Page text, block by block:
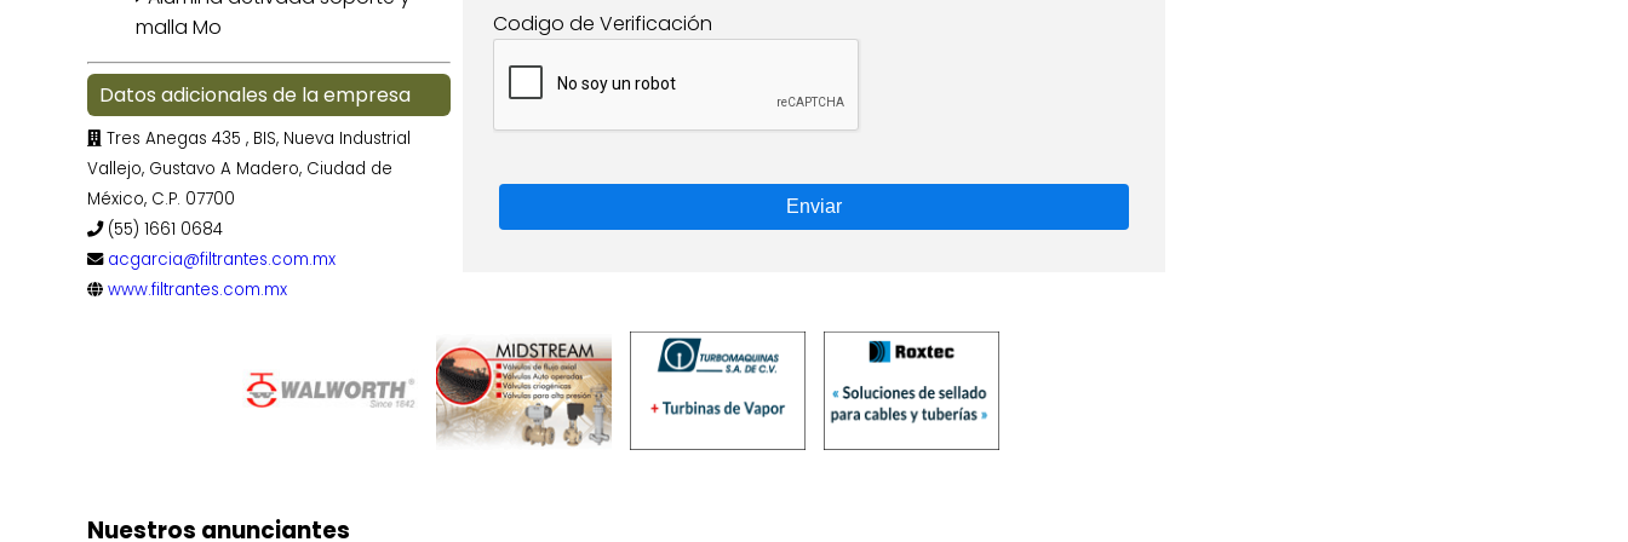
malla Mo
Datos adicionales de la empresa
Tres Anegas 435 , BIS, Nueva Industrial
Vallejo, Gustavo A Madero, Ciudad de
México, C.P. 07700
(55) 1661 0684
acgarcia@filtrantes.com.mx
www.filtrantes.com.mx
Codigo de Verificación
Enviar
Nuestros anunciantes